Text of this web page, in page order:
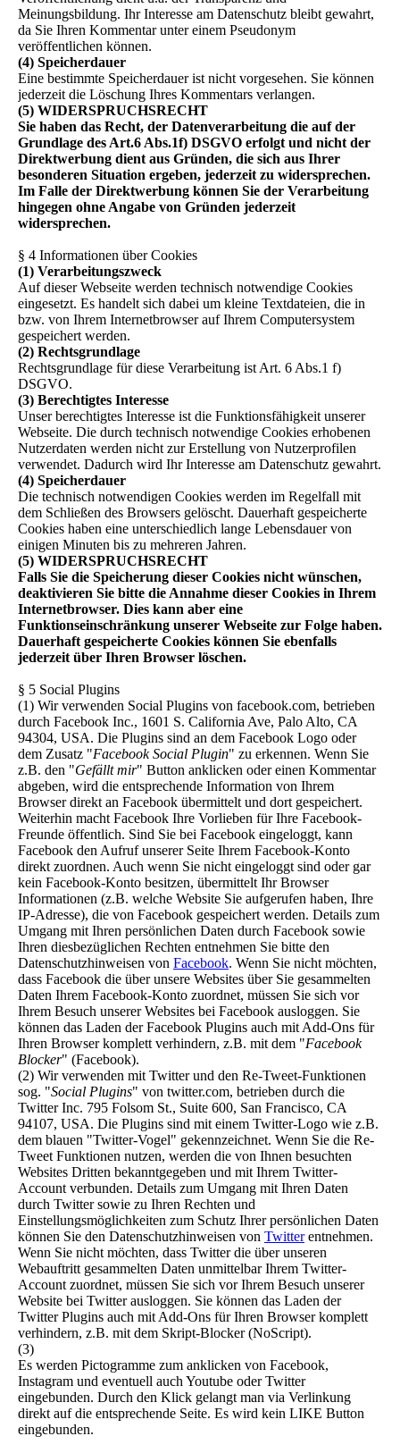
Meinungsbildung. Ihr Interesse am Datenschutz bleibt gewahrt,
da Sie Ihren Kommentar unter einem Pseudonym
veröffentlichen können.
(4) Speicherdauer
Eine bestimmte Speicherdauer ist nicht vorgesehen. Sie können
jederzeit die Löschung Ihres Kommentars verlangen.
(5) WIDERSPRUCHSRECHT
Sie haben das Recht, der Datenverarbeitung die auf der
Grundlage des Art.6 Abs.1f) DSGVO erfolgt und nicht der
Direktwerbung dient aus Gründen, die sich aus Ihrer
besonderen Situation ergeben, jederzeit zu widersprechen.
Im Falle der Direktwerbung können Sie der Verarbeitung
hingegen ohne Angabe von Gründen jederzeit
widersprechen.
§ 4 Informationen über Cookies
(1) Verarbeitungszweck
Auf dieser Webseite werden technisch notwendige Cookies
eingesetzt. Es handelt sich dabei um kleine Textdateien, die in
bzw. von Ihrem Internetbrowser auf Ihrem Computersystem
gespeichert werden.
(2) Rechtsgrundlage
Rechtsgrundlage für diese Verarbeitung ist Art. 6 Abs.1 f)
DSGVO.
(3) Berechtigtes Interesse
Unser berechtigtes Interesse ist die Funktionsfähigkeit unserer
Webseite. Die durch technisch notwendige Cookies erhobenen
Nutzerdaten werden nicht zur Erstellung von Nutzerprofilen
verwendet. Dadurch wird Ihr Interesse am Datenschutz gewahrt.
(4) Speicherdauer
Die technisch notwendigen Cookies werden im Regelfall mit
dem Schließen des Browsers gelöscht. Dauerhaft gespeicherte
Cookies haben eine unterschiedlich lange Lebensdauer von
einigen Minuten bis zu mehreren Jahren.
(5) WIDERSPRUCHSRECHT
Falls Sie die Speicherung dieser Cookies nicht wünschen,
deaktivieren Sie bitte die Annahme dieser Cookies in Ihrem
Internetbrowser. Dies kann aber eine
Funktionseinschränkung unserer Webseite zur Folge haben.
Dauerhaft gespeicherte Cookies können Sie ebenfalls
jederzeit über Ihren Browser löschen.
§ 5 Social Plugins
(1) Wir verwenden Social Plugins von facebook.com, betrieben
durch Facebook Inc., 1601 S. California Ave, Palo Alto, CA
94304, USA. Die Plugins sind an dem Facebook Logo oder
dem Zusatz "Facebook Social Plugin" zu erkennen. Wenn Sie
z.B. den "Gefällt mir" Button anklicken oder einen Kommentar
abgeben, wird die entsprechende Information von Ihrem
Browser direkt an Facebook übermittelt und dort gespeichert.
Weiterhin macht Facebook Ihre Vorlieben für Ihre Facebook-
Freunde öffentlich. Sind Sie bei Facebook eingeloggt, kann
Facebook den Aufruf unserer Seite Ihrem Facebook-Konto
direkt zuordnen. Auch wenn Sie nicht eingeloggt sind oder gar
kein Facebook-Konto besitzen, übermittelt Ihr Browser
Informationen (z.B. welche Website Sie aufgerufen haben, Ihre
IP-Adresse), die von Facebook gespeichert werden. Details zum
Umgang mit Ihren persönlichen Daten durch Facebook sowie
Ihren diesbezüglichen Rechten entnehmen Sie bitte den
Datenschutzhinweisen von Facebook. Wenn Sie nicht möchten,
dass Facebook die über unsere Websites über Sie gesammelten
Daten Ihrem Facebook-Konto zuordnet, müssen Sie sich vor
Ihrem Besuch unserer Websites bei Facebook ausloggen. Sie
können das Laden der Facebook Plugins auch mit Add-Ons für
Ihren Browser komplett verhindern, z.B. mit dem "Facebook
Blocker" (Facebook).
(2) Wir verwenden mit Twitter und den Re-Tweet-Funktionen
sog. "Social Plugins" von twitter.com, betrieben durch die
Twitter Inc. 795 Folsom St., Suite 600, San Francisco, CA
94107, USA. Die Plugins sind mit einem Twitter-Logo wie z.B.
dem blauen "Twitter-Vogel" gekennzeichnet. Wenn Sie die Re-
Tweet Funktionen nutzen, werden die von Ihnen besuchten
Websites Dritten bekanntgegeben und mit Ihrem Twitter-
Account verbunden. Details zum Umgang mit Ihren Daten
durch Twitter sowie zu Ihren Rechten und
Einstellungsmöglichkeiten zum Schutz Ihrer persönlichen Daten
können Sie den Datenschutzhinweisen von Twitterentnehmen.
Wenn Sie nicht möchten, dass Twitter die über unseren
Webauftritt gesammelten Daten unmittelbar Ihrem Twitter-
Account zuordnet, müssen Sie sich vor Ihrem Besuch unserer
Website bei Twitter ausloggen. Sie können das Laden der
Twitter Plugins auch mit Add-Ons für Ihren Browser komplett
verhindern, z.B. mit dem Skript-Blocker (NoScript).
(3)
Es werden Pictogramme zum anklicken von Facebook,
Instagram und eventuell auch Youtube oder Twitter
eingebunden. Durch den Klick gelangt man via Verlinkung
direkt auf die entsprechende Seite. Es wird kein LIKE Button
eingebunden.